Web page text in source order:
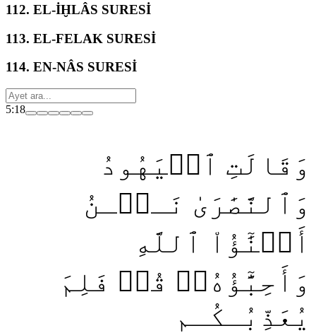
112. EL-İḪLÂS SURESİ
113. EL-FELAK SURESİ
114. EN-NÂS SURESİ
5:18
وَقَالَتِ ٱلۡيَهُودُ
وَٱلنَّصَٰرَىٰ نَـحۡـنُ
أَبۡنَٰٓؤُاْ ٱللَّهِ
وَأَحِبَّٰٓؤُهُۥۚ قُلۡ فَلِمَ
يُعَذِّبُـكُـم